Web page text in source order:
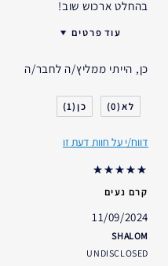
סוג עור
לכל סוגי העור
אידיאלי עבור
הרמה: אובדן מוצקות וגמישות
קווים וקמטים
עמימות ואובדן זוהר
עובדות על הפורמולה
נבדק על-ידי דרמטולוגים
בהחלט ארכוש שוב!
עוד פרטים
סוג העור
דאגות העור
אני משתמש/ת באסתי לאודר
כן, הייתי ממליץ/ה לחבר/ה
0
1
דווח/י על חוות דעת זו
קרם נעים
11/09/2024
SHALOM
UNDISCLOSED